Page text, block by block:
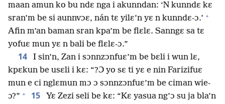
maan amun ko bu ndɛ nga i akunndan: ‘N kunndɛ kɛ
sran’m be si aunnvɔɛ, nán tɛ yilɛ’n yɛ n kunndɛ-ɔ.’ +
Afin m’an baman sran kpa’m be flɛlɛ. Sanngɛ sa tɛ
yofuɛ mun yɛ n bali be flɛlɛ-ɔ.”
14
I sin’n, Zan i sɔnnzɔnfuɛ’m be bɛli i wun lɛ,
kpɛkun be usɛli i kɛ: “?Ɔ yo sɛ ti yɛ e nin Farizifuɛ
mun e ci nglɛmun mɔ ɔ sɔnnzɔnfuɛ’m be ciman wie-
ɔ?” + 15
Yɛ Zezi seli be kɛ: “Kɛ yasua ng’ɔ su ja bla’n